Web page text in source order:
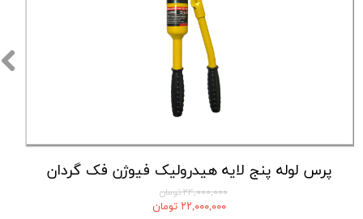
پرس لوله پنج لایه هیدرولیک فیوژن فک گردان
۲۴,۰۰۰,۰۰۰ تومان
۲۲,۰۰۰,۰۰۰ تومان